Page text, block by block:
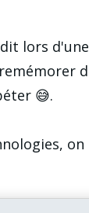
lors
😅.